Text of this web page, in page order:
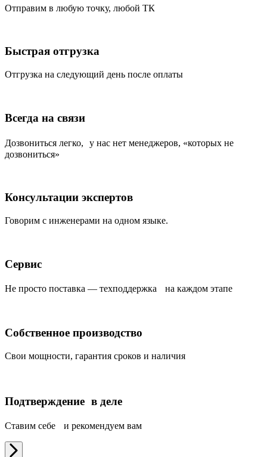
Отправим в любую точку, любой ТК
Быстрая отгрузка
Отгрузка на следующий день после оплаты
Всегда на связи
Дозвониться легко, у нас нет менеджеров, «которых не
дозвониться»
Консультации экспертов
Говорим с инженерами на одном языке.
Сервис
Не просто поставка — техподдержка на каждом этапе
Собственное производство
Свои мощности, гарантия сроков и наличия
Подтверждение в деле
Ставим себе и рекомендуем вам